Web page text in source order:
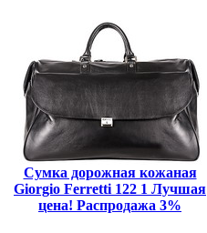
Сумка дорожная кожаная
Giorgio Ferretti 122 1 Лучшая
цена! Распродажа 3%